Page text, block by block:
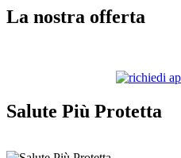
La nostra offerta
Salute Più Protetta